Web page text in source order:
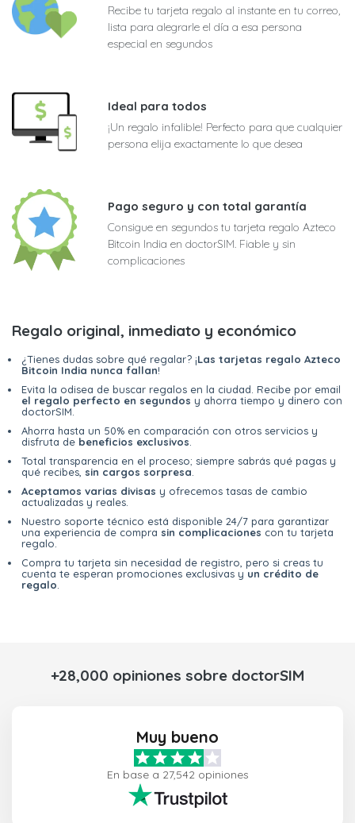
Recibe tu tarjeta regalo al instante en tu correo,
lista para alegrarle el día a esa persona
especial en segundos
Ideal para todos
¡Un regalo infalible! Perfecto para que cualquier
persona elija exactamente lo que desea
Pago seguro y con total garantía
Consigue en segundos tu tarjeta regalo Azteco
Bitcoin India en doctorSIM. Fiable y sin
complicaciones
Regalo original, inmediato y económico
¿Tienes dudas sobre qué regalar? ¡Las tarjetas regalo Azteco
Bitcoin India nunca fallan!
Evita la odisea de buscar regalos en la ciudad. Recibe por email
el regalo perfecto en segundos y ahorra tiempo y dinero con
doctorSIM.
Ahorra hasta un 50% en comparación con otros servicios y
disfruta de beneficios exclusivos
Total transparencia en el proceso; siempre sabrás qué pagas y
qué recibes, sin cargos sorpresa
Aceptamos varias divisas y ofrecemos tasas de cambio
actualizadas y reales.
Nuestro soporte técnico está disponible 24/7 para garantizar
una experiencia de compra sin complicaciones con tu tarjeta
regalo.
Compra tu tarjeta sin necesidad de registro, pero si creas tu
cuenta te esperan promociones exclusivas y un crédito de
regalo
+28,000 opiniones sobre doctorSIM
Muy bueno
En base a 27,542 opiniones